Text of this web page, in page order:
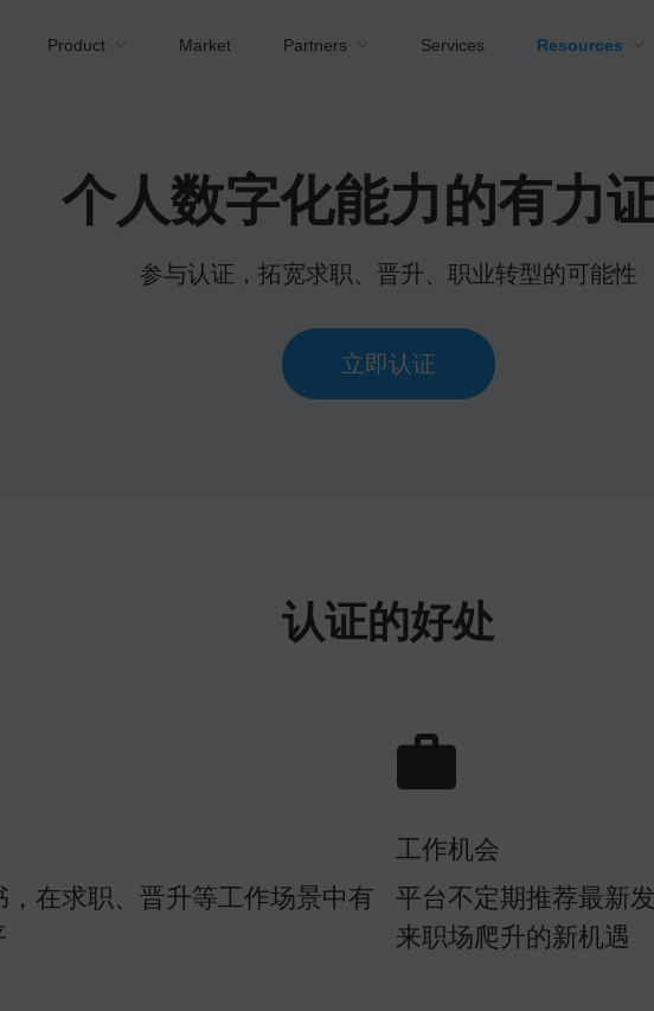
Product Market Partners Services Resources
个人数字化能力的有力
参与认证，拓宽求职、晋升、职业转型的可能性
立即认证
认证的好处
在求职、晋升等工作场景中有
工作机会
平台不定期推荐最新
来职场爬升的新机遇